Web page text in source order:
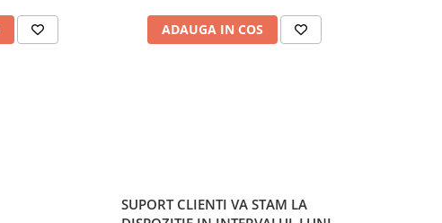
ADAUGA IN COS
SUPORT CLIENTI VA STAM LA